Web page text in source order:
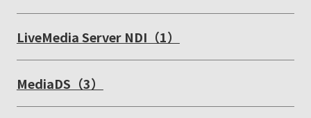
TriCaster TC1（37）
TriCaster TC410 Plus（2）
TriCaster 2 Elite（2）
TriCaster 40（2）
3Play 4800（7）
LiveMedia Server NDI（1）
MediaDS（3）